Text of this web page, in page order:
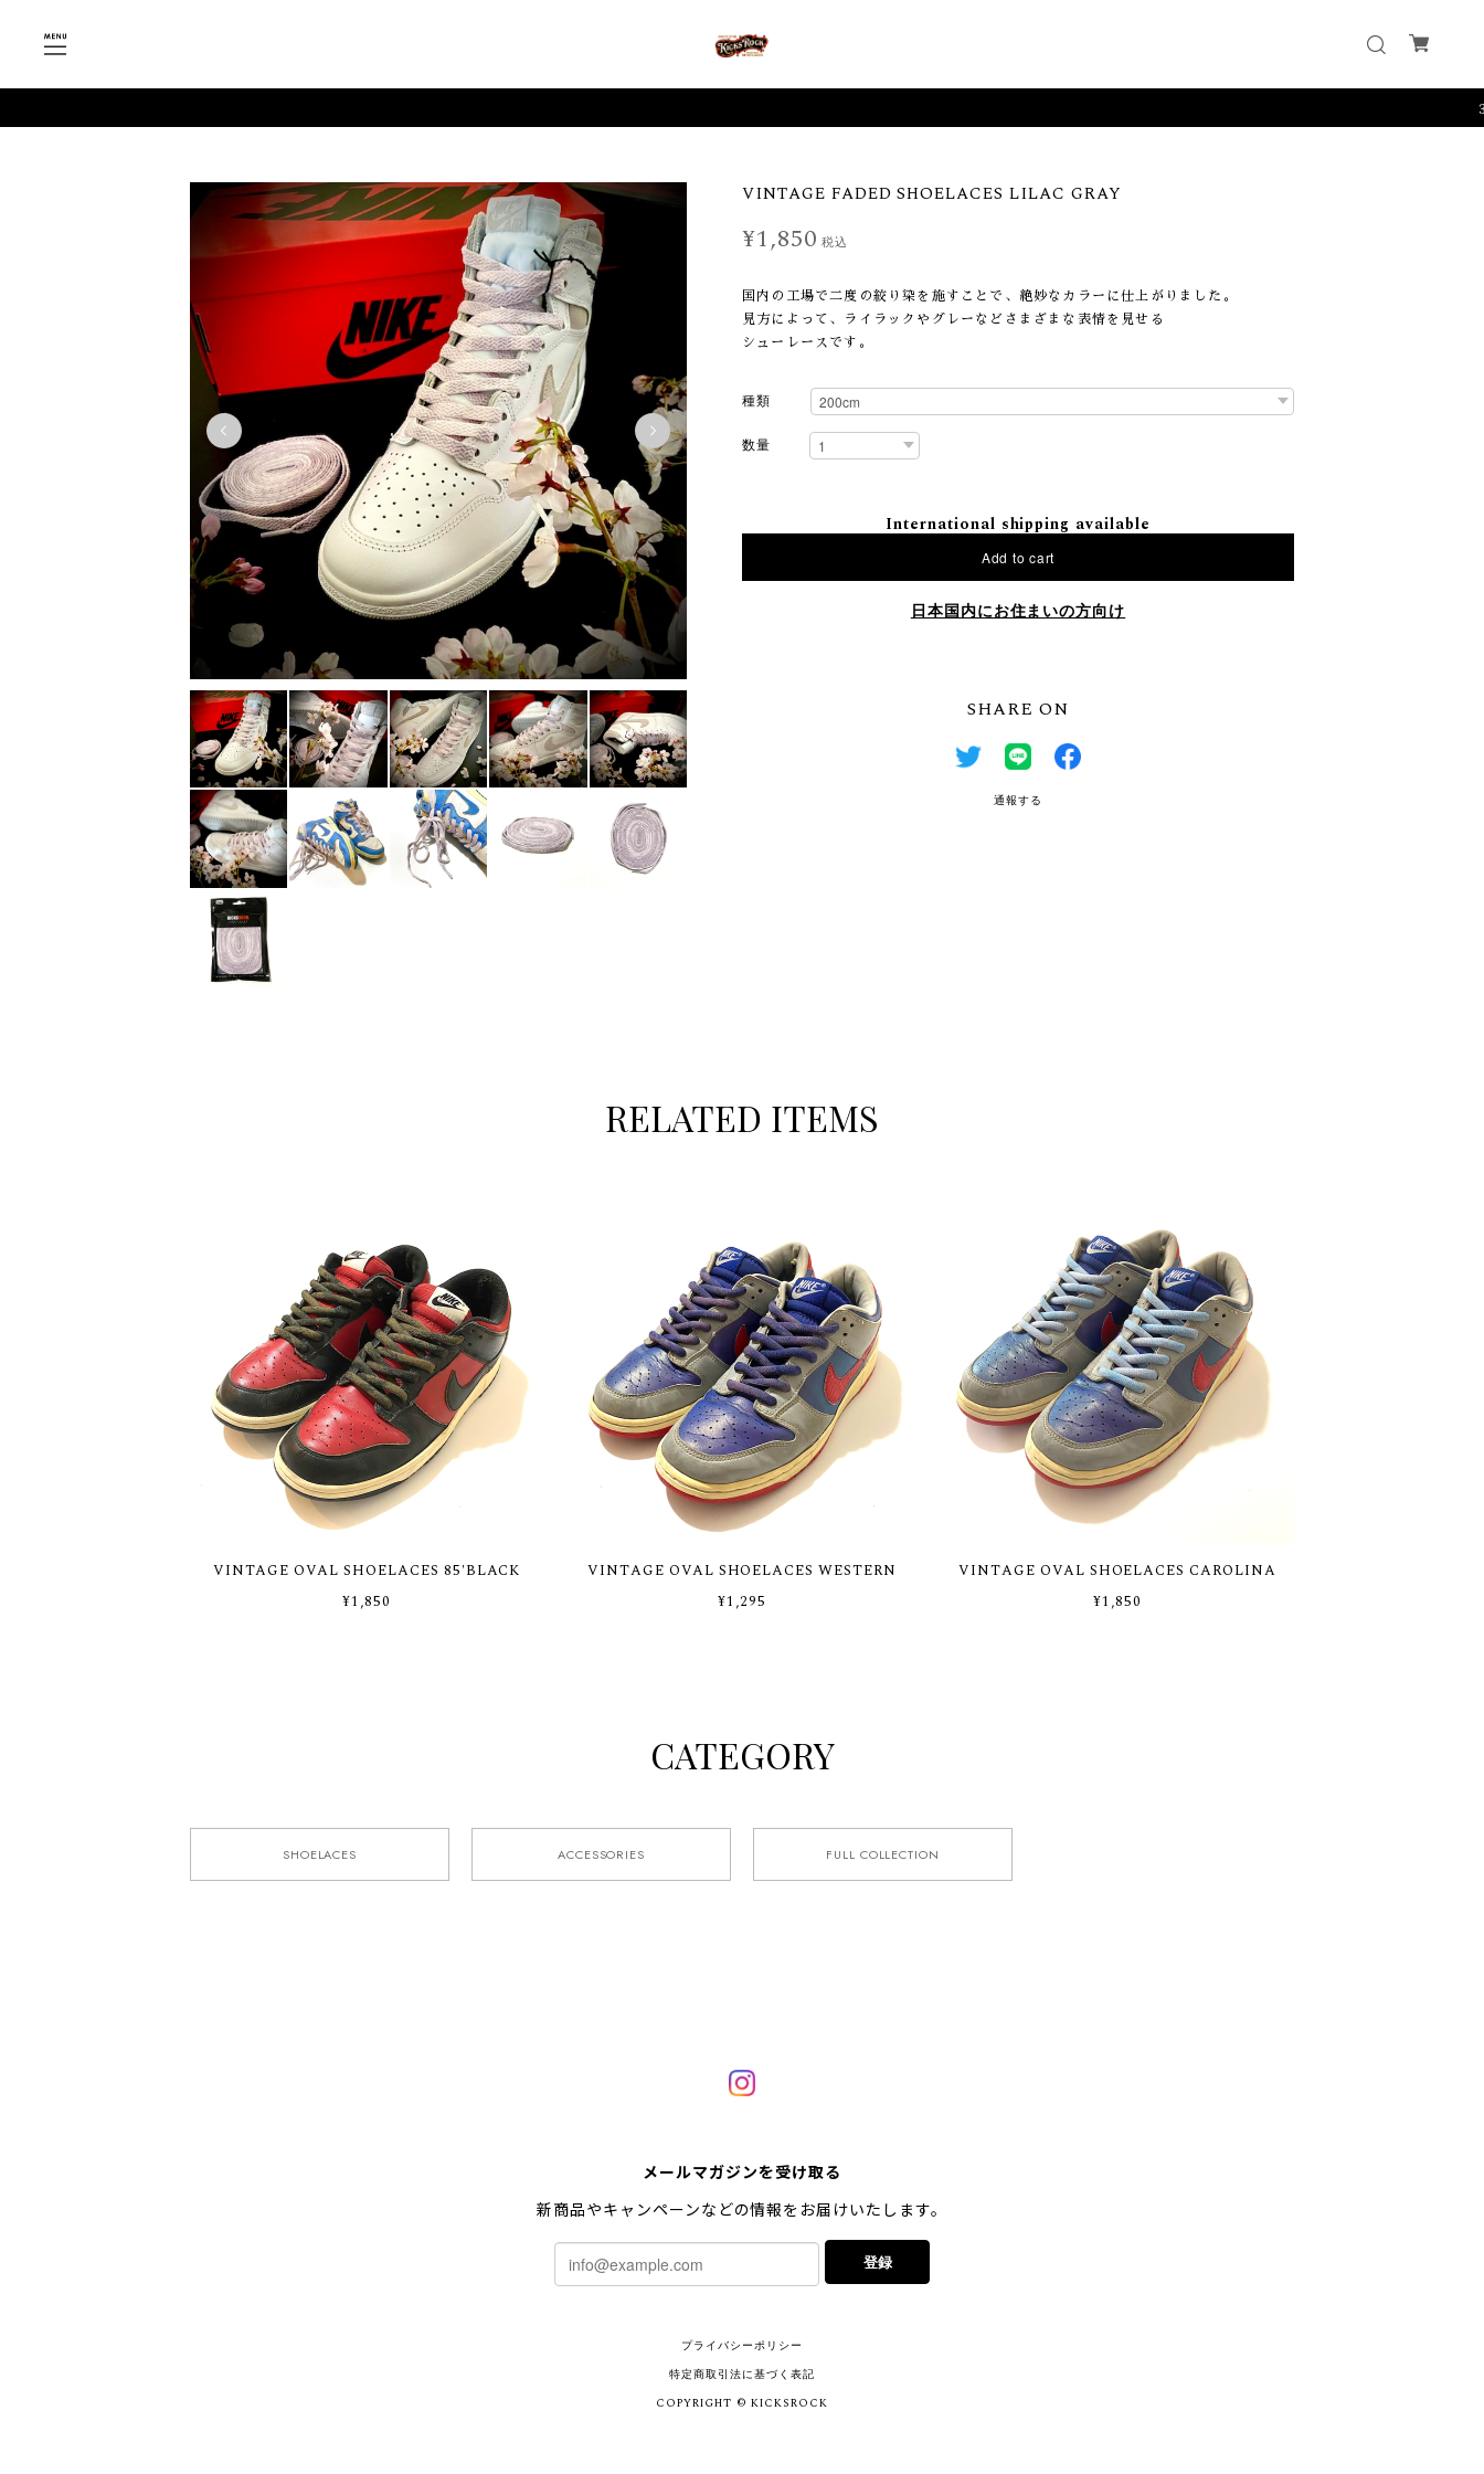
3000
VINTAGE FADED SHOELACES LILAC GRAY
¥1,850 税込
国内の工場で二度の絞り染を施すことで、絶妙なカラーに仕上がりました。
見方によって、ライラックやグレーなどさまざまな表情を見せる
シューレースです。
種類
数量
International shipping available
Add to cart
日本国内にお住まいの方向け
SHARE ON
通報する
RELATED ITEMS
VINTAGE OVAL SHOELACES 85'BLACK
¥1,850
VINTAGE OVAL SHOELACES WESTERN
¥1,295
VINTAGE OVAL SHOELACES CAROLINA
¥1,850
CATEGORY
SHOELACES ACCESSORIES FULL COLLECTION
メールマガジンを受け取る
新商品やキャンペーンなどの情報をお届けいたします。
登録
プライバシーポリシー
特定商取引法に基づく表記
COPYRIGHT © KICKSROCK